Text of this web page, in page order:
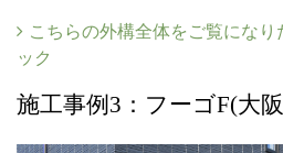
こちらの外構全体をご覧になり
ック
施工事例3：フーゴF(大